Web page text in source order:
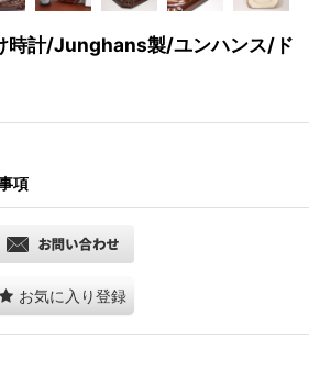
時計/Junghans製/ユンハンス/ド
項
お気に入り登録